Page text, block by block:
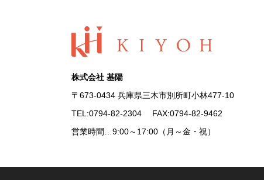
株式会社 基陽
〒673-0434 兵庫県三木市別所町小林477-10
TEL:0794-82-2304 FAX:0794-82-9462
営業時間…9:00～17:00（月～金・祝）